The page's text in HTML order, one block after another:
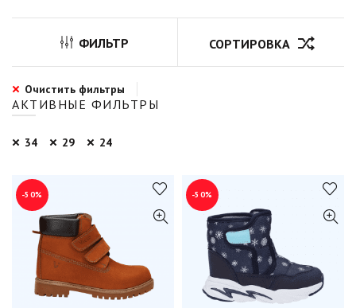
ФИЛЬТР СОРТИРОВКА
Очистить фильтры
АКТИВНЫЕ ФИЛЬТРЫ
34 29 24
-50% -50%